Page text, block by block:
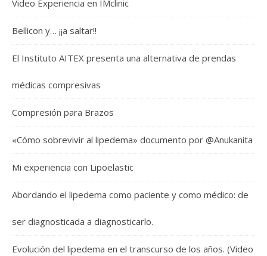
Video Experiencia en IMclinic
Bellicon y… ¡¡a saltar!!
El Instituto AITEX presenta una alternativa de prendas
médicas compresivas
Compresión para Brazos
«Cómo sobrevivir al lipedema» documento por @Anukanita
Mi experiencia con Lipoelastic
Abordando el lipedema como paciente y como médico: de
ser diagnosticada a diagnosticarlo.
Evolución del lipedema en el transcurso de los años. (Video